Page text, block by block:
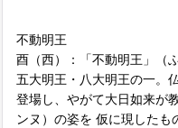
不動明王
酉（西）：「不動明王」（
五大明王・八大明王の一。
登場し、やがて大日如来が
ンヌ）の姿を 仮に現したも